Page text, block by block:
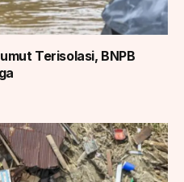
Terisolasi, BNPB